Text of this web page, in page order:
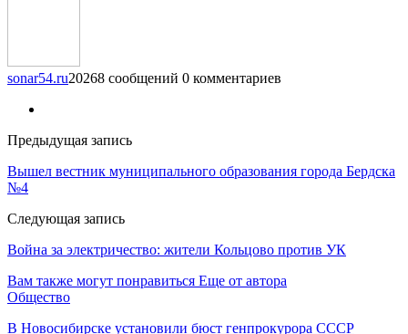
sonar54.ru20268 сообщений 0 комментариев
Предыдущая запись
Вышел вестник муниципального образования города Бердска
№4
Следующая запись
Война за электричество: жители Кольцово против УК
Вам также могут понравиться Еще от автора
Общество
В Новосибирске установили бюст генпрокурора СССР